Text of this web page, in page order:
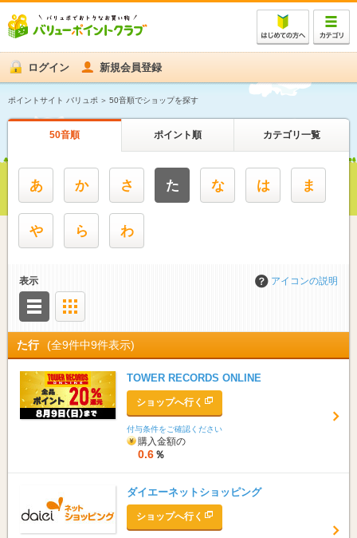
ログイン 新規会員登録
ポイントサイト バリュポ 50音順でショップを探す
50音順 ポイント順 カテゴリ一覧
あ か さ た な は ま
や ら わ
表示
リスト
アイコンの説明
た行 (全9件中9件表示)
TOWER RECORDS ONLINE
ショップへ行く
付与条件をご確認ください
購入金額の
0.6 ％
ダイエーネットショッピング
ショップへ行く